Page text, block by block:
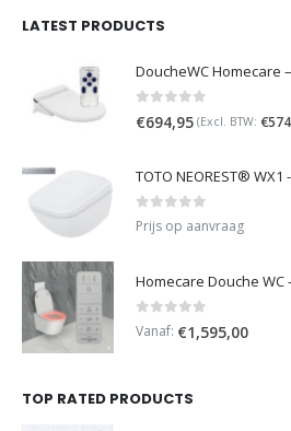
LATEST PRODUCTS
DoucheWC Homecare
€694,95 (Excl. BTW: €
TOTO NEOREST®
0 out of 5
Prijs op aanvraag
0 out of 5
Vanaf: €1,595,00
TOP RATED PRODUCTS